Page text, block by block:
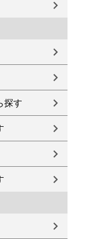
探す